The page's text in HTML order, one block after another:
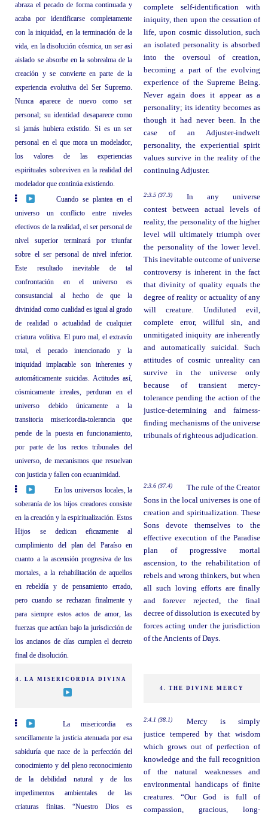
abraza el pecado de forma continuada y
acaba por identificarse completamente
con la iniquidad, en la terminación de la
vida, en la disolución cósmica, un ser así
aislado se absorbe en la sobrealma de la
creación y se convierte en parte de la
experiencia evolutiva del Ser Supremo.
Nunca aparece de nuevo como ser
personal; su identidad desaparece como
si jamás hubiera existido. Si es un ser
personal en el que mora un modelador,
los valores de las experiencias
espirituales sobreviven en la realidad del
modelador que continúa existiendo.
complete self-identification with
iniquity, then upon the cessation of
life, upon cosmic dissolution, such
an isolated personality is absorbed
into the oversoul of creation,
becoming a part of the evolving
experience of the Supreme Being.
Never again does it appear as a
personality; its identity becomes as
though it had never been. In the
case of an Adjuster-indwelt
personality, the experiential spirit
values survive in the reality of the
continuing Adjuster.
Cuando se plantea en el
universo un conflicto entre niveles
efectivos de la realidad, el ser personal de
nivel superior terminará por triunfar
sobre el ser personal de nivel inferior.
Este resultado inevitable de tal
confrontación en el universo es
consustancial al hecho de que la
divinidad como cualidad es igual al grado
de realidad o actualidad de cualquier
criatura volitiva. El puro mal, el extravío
total, el pecado intencionado y la
iniquidad implacable son inherentes y
automáticamente suicidas. Actitudes así,
cósmicamente irreales, perduran en el
universo debido únicamente a la
transitoria misericordia-tolerancia que
pende de la puesta en funcionamiento,
por parte de los rectos tribunales del
universo, de mecanismos que resuelvan
con justicia y fallen con ecuanimidad.
2:3.5 (37.3)
In any universe
contest between actual levels of
reality, the personality of the higher
level will ultimately triumph over
the personality of the lower level.
This inevitable outcome of universe
controversy is inherent in the fact
that divinity of quality equals the
degree of reality or actuality of any
will creature. Undiluted evil,
complete error, willful sin, and
unmitigated iniquity are inherently
and automatically suicidal. Such
attitudes of cosmic unreality can
survive in the universe only
because of transient mercy-
tolerance pending the action of the
justice-determining and fairness-
finding mechanisms of the universe
tribunals of righteous adjudication.
En los universos locales, la
soberanía de los hijos creadores consiste
en la creación y la espiritualización. Estos
Hijos se dedican eficazmente al
cumplimiento del plan del Paraíso en
cuanto a la ascensión progresiva de los
mortales, a la rehabilitación de aquellos
en rebeldía y de pensamiento errado,
pero cuando se rechazan finalmente y
para siempre estos actos de amor, las
fuerzas que actúan bajo la jurisdicción de
los ancianos de días cumplen el decreto
final de disolución.
2:3.6 (37.4)
The rule of the Creator
Sons in the local universes is one of
creation and spiritualization. These
Sons devote themselves to the
effective execution of the Paradise
plan of progressive mortal
ascension, to the rehabilitation of
rebels and wrong thinkers, but when
all such loving efforts are finally
and forever rejected, the final
decree of dissolution is executed by
forces acting under the jurisdiction
of the Ancients of Days.
4. LA MISERICORDIA DIVINA
4. THE DIVINE MERCY
La misericordia es
sencillamente la justicia atenuada por esa
sabiduría que nace de la perfección del
conocimiento y del pleno reconocimiento
de la debilidad natural y de los
impedimentos ambientales de las
criaturas finitas. “Nuestro Dios es
2:4.1 (38.1)
Mercy is simply
justice tempered by that wisdom
which grows out of perfection of
knowledge and the full recognition
of the natural weaknesses and
environmental handicaps of finite
creatures. “Our God is full of
compassion, gracious, long-